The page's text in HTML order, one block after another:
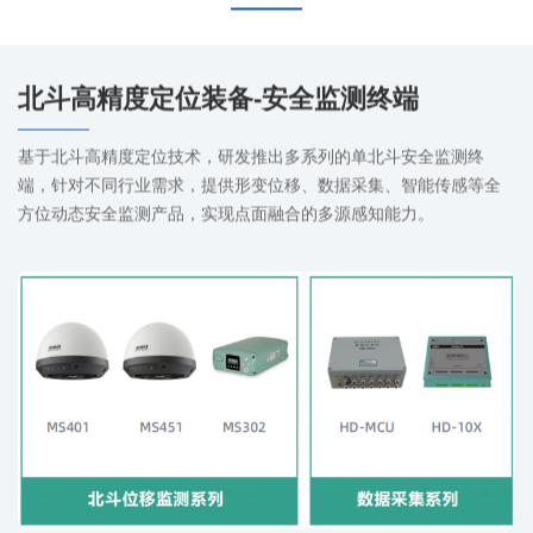
互联网地图
北斗高精度定位装备-安全监测终端
基于北斗高精度定位技术，研发推出多系列的单北斗安全监测终
端，针对不同行业需求，提供形变位移、数据采集、智能传感等全
方位动态安全监测产品，实现点面融合的多源感知能力。